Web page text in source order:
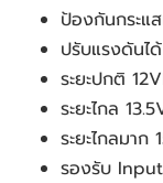
ป้องกันกระแ
ปรับแรงดันไ
ระยะปกติ
ระยะไกล
ระยะไกลมาก
รองรับ